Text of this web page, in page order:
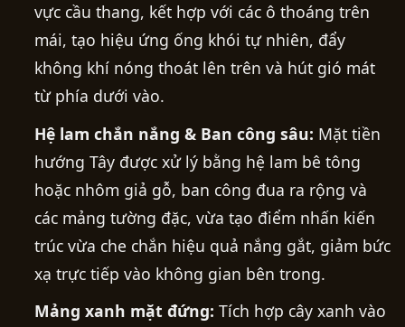
vực cầu thang, kết hợp với các ô thoáng trên
mái, tạo hiệu ứng ống khói tự nhiên, đẩy
không khí nóng thoát lên trên và hút gió mát
từ phía dưới vào.
Hệ lam chắn nắng & Ban công sâu: Mặt tiền
hướng Tây được xử lý bằng hệ lam bê tông
hoặc nhôm giả gỗ, ban công đua ra rộng và
các mảng tường đặc, vừa tạo điểm nhấn kiến
trúc vừa che chắn hiệu quả nắng gắt, giảm bức
xạ trực tiếp vào không gian bên trong.
Mảng xanh mặt đứng: Tích hợp cây xanh vào